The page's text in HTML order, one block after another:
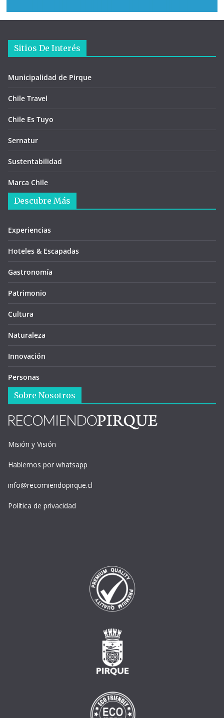
Sitios De Interés
Municipalidad de Pirque
Chile Travel
Chile Es Tuyo
Sernatur
Sustentabilidad
Marca Chile
Descubre Más
Experiencias
Hoteles & Escapadas
Gastronomía
Patrimonio
Cultura
Naturaleza
Innovación
Personas
Sobre Nosotros
Misión y Visión
Hablemos por whatsapp
info@recomiendopirque.cl
Política de privacidad